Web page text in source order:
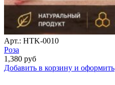
Арт.: HTK-0010
Роза
1,380 руб
Добавить в корзину и оформить